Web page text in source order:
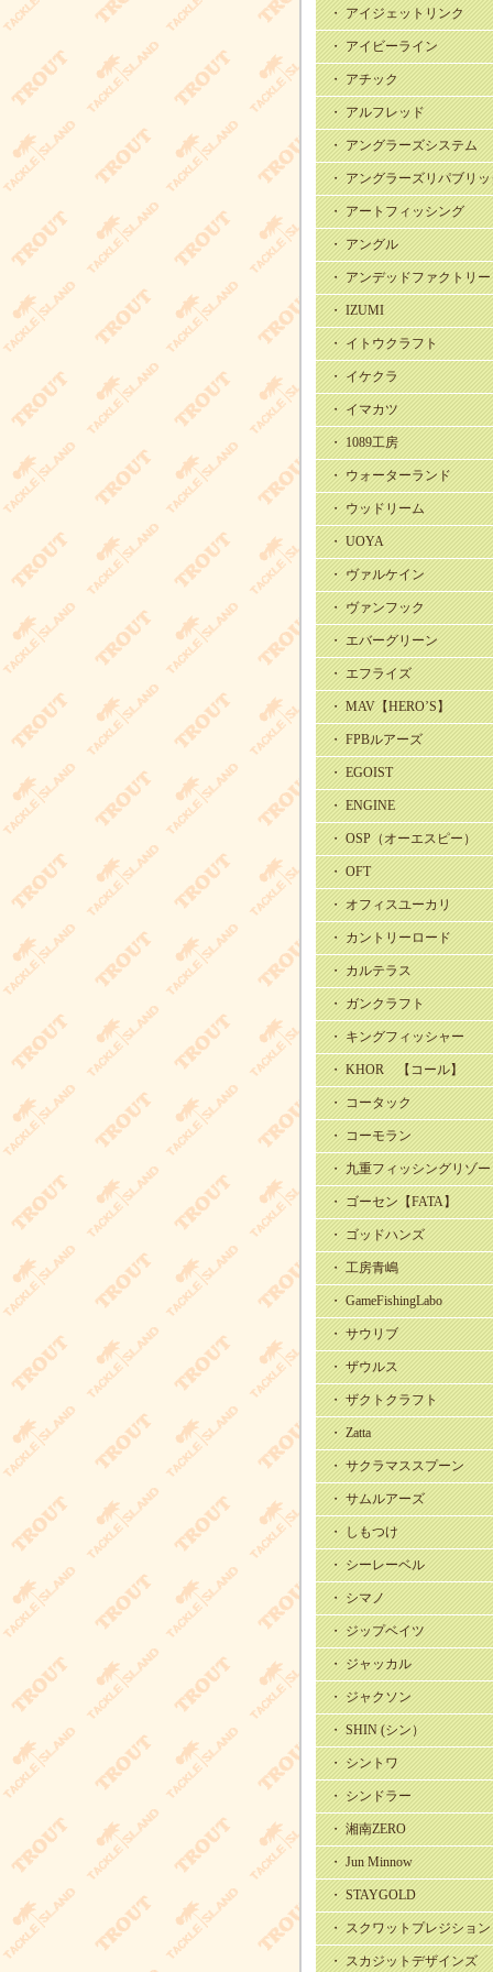
・ アイジェットリンク
・ アイビーライン
・ アチック
・ アルフレッド
・ アングラーズシステム
・ アングラーズリパブリ
・ アートフィッシング
・ アングル
・ アンデッドファクトリー
・ IZUMI
・ イトウクラフト
・ イケクラ
・ イマカツ
・ 1089工房
・ ウォーターランド
・ ウッドリーム
・ UOYA
・ ヴァルケイン
・ ヴァンフック
・ エバーグリーン
・ エフライズ
・ MAV【HERO’S】
・ FPBルアーズ
・ EGOIST
・ ENGINE
・ OSP（オーエスピー）
・ OFT
・ オフィスユーカリ
・ カントリーロード
・ カルテラス
・ ガンクラフト
・ キングフィッシャー
・ KHOR 【コール】
・ コータック
・ コーモラン
・ 九重フィッシングリゾ
・ ゴーセン【FATA】
・ ゴッドハンズ
・ 工房青嶋
・ GameFishingLabo
・ サウリブ
・ ザウルス
・ ザクトクラフト
・ Zatta
・ サクラマススプーン
・ サムルアーズ
・ しもつけ
・ シーレーベル
・ シマノ
・ ジップベイツ
・ ジャッカル
・ ジャクソン
・ SHIN (シン）
・ シントワ
・ シンドラー
・ 湘南ZERO
・ Jun Minnow
・ STAYGOLD
・ スクワットプレジション
・ スカジットデザインズ